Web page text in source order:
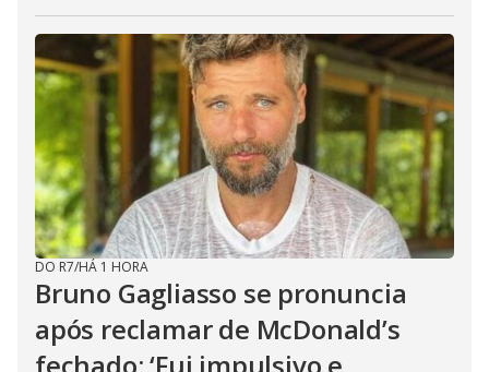
DO R7/HÁ 1 HORA
Bruno Gagliasso se pronuncia
após reclamar de McDonald’s